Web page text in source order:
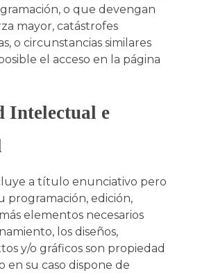
o que devengan
mayor, catástrofes
o circunstancias similares
el acceso en la página
Intelectual e
a título enunciativo pero
programación, edición,
elementos necesarios
los diseños,
y/o gráficos son propiedad
en su caso dispone de